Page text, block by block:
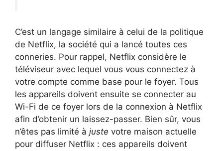
C’est un langage similaire à celui de la politique
de Netflix, la société qui a lancé toutes ces
conneries. Pour rappel, Netflix considère le
téléviseur avec lequel vous vous connectez à
votre compte comme base pour le foyer. Tous
les appareils doivent ensuite se connecter au
Wi-Fi de ce foyer lors de la connexion à Netflix
afin d’obtenir un laissez-passer. Bien sûr, vous
n’êtes pas limité à juste votre maison actuelle
pour diffuser Netflix : ces appareils doivent